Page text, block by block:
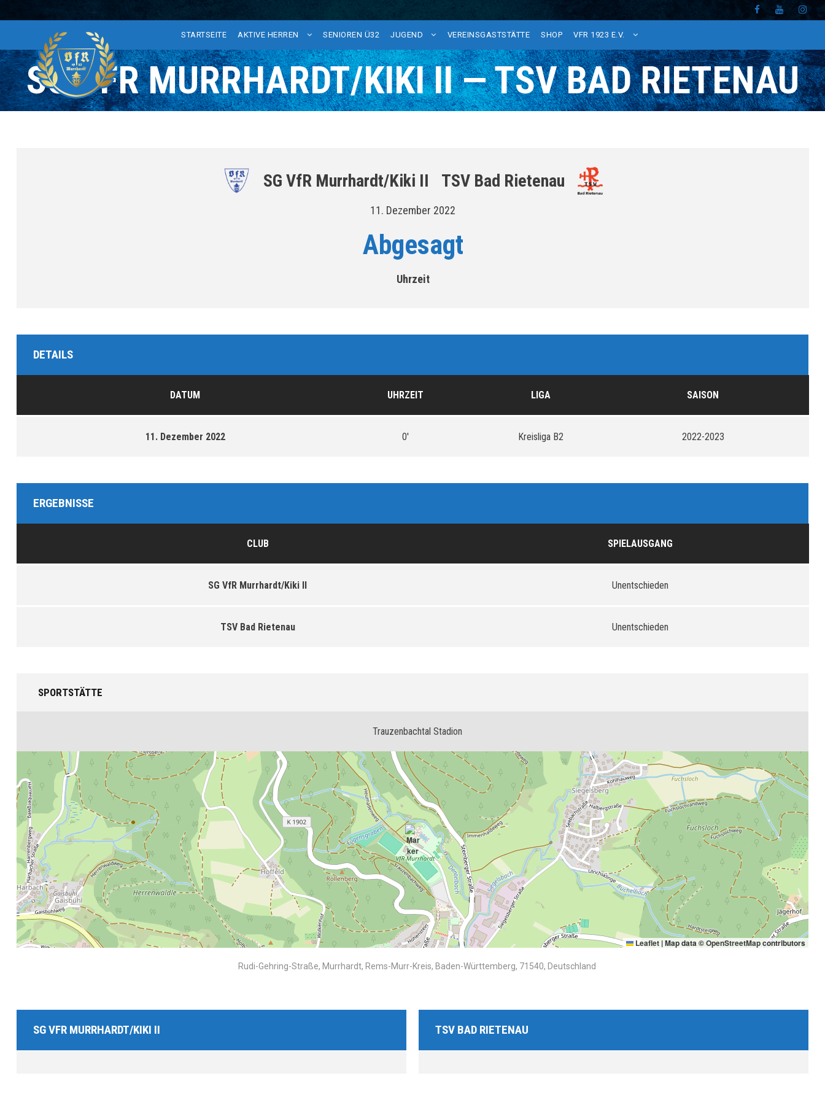
STARTSEITE AKTIVE HERREN SENIOREN Ü32 JUGEND VEREINSGASTSTÄTTE SHOP VFR 1923 E.V.
SG VFR MURRHARDT/KIKI II — TSV BAD RIETENAU
SG VfR Murrhardt/Kiki II TSV Bad Rietenau
11. Dezember 2022
Abgesagt
Uhrzeit
DETAILS
DATUM UHRZEIT LIGA SAISON
11. Dezember 2022 0' Kreisliga B2 2022-2023
ERGEBNISSE
CLUB SPIELAUSGANG
SG VfR Murrhardt/Kiki II Unentschieden
TSV Bad Rietenau Unentschieden
SPORTSTÄTTE
Trauzenbachtal Stadion
Leaflet |Map data ©OpenStreetMapcontributors
Rudi-Gehring-Straße, Murrhardt, Rems-Murr-Kreis, Baden-Württemberg, 71540, Deutschland
SG VFR MURRHARDT/KIKI II TSV BAD RIETENAU